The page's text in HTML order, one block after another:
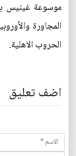
موسوعة غينيس
المجاورة
الحروب الاهلية.
اضف تعليق